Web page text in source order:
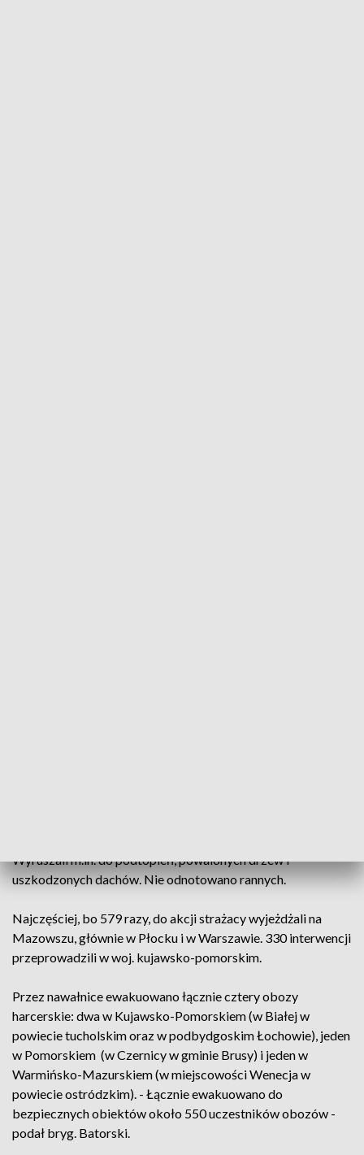
Wyruszali m.in. do podtopień, powalonych drzew i
uszkodzonych dachów. Nie odnotowano rannych.
Najczęściej, bo 579 razy, do akcji strażacy wyjeżdżali na
Mazowszu, głównie w Płocku i w Warszawie. 330 interwencji
przeprowadzili w woj. kujawsko-pomorskim.
Przez nawałnice ewakuowano łącznie cztery obozy
harcerskie: dwa w Kujawsko-Pomorskiem (w Białej w
powiecie tucholskim oraz w podbydgoskim Łochowie), jeden
w Pomorskiem (w Czernicy w gminie Brusy) i jeden w
Warmińsko-Mazurskiem (w miejscowości Wenecja w
powiecie ostródzkim). - Łącznie ewakuowano do
bezpiecznych obiektów około 550 uczestników obozów -
podał bryg. Batorski.